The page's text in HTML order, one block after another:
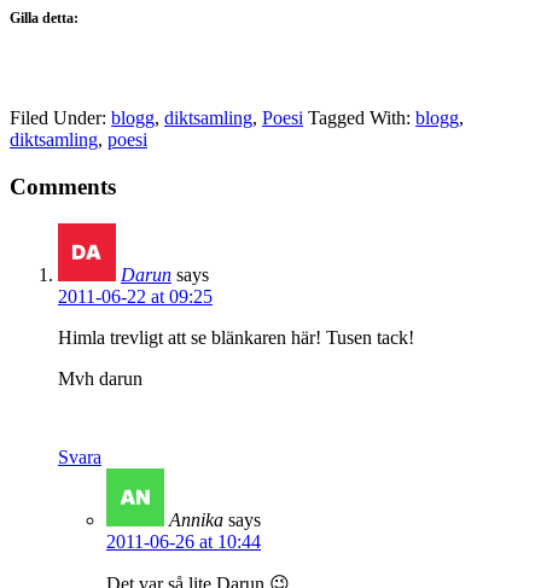
Gilla detta:
Filed Under: blogg, diktsamling, Poesi Tagged With: blogg,
diktsamling, poesi
Comments
Darun says
2011-06-22 at 09:25
Himla trevligt att se blänkaren här! Tusen tack!
Mvh darun
Svara
Annika says
2011-06-26 at 10:44
Det var så lite Darun 😉